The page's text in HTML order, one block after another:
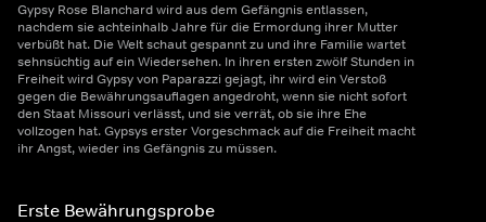
Gypsy Rose Blanchard wird aus dem Gefängnis entlassen,
nachdem sie achteinhalb Jahre für die Ermordung ihrer Mutter
verbüßt hat. Die Welt schaut gespannt zu und ihre Familie wartet
sehnsüchtig auf ein Wiedersehen. In ihren ersten zwölf Stunden in
Freiheit wird Gypsy von Paparazzi gejagt, ihr wird ein Verstoß
gegen die Bewährungsauflagen angedroht, wenn sie nicht sofort
den Staat Missouri verlässt, und sie verrät, ob sie ihre Ehe
vollzogen hat. Gypsys erster Vorgeschmack auf die Freiheit macht
ihr Angst, wieder ins Gefängnis zu müssen.
Erste Bewährungsprobe